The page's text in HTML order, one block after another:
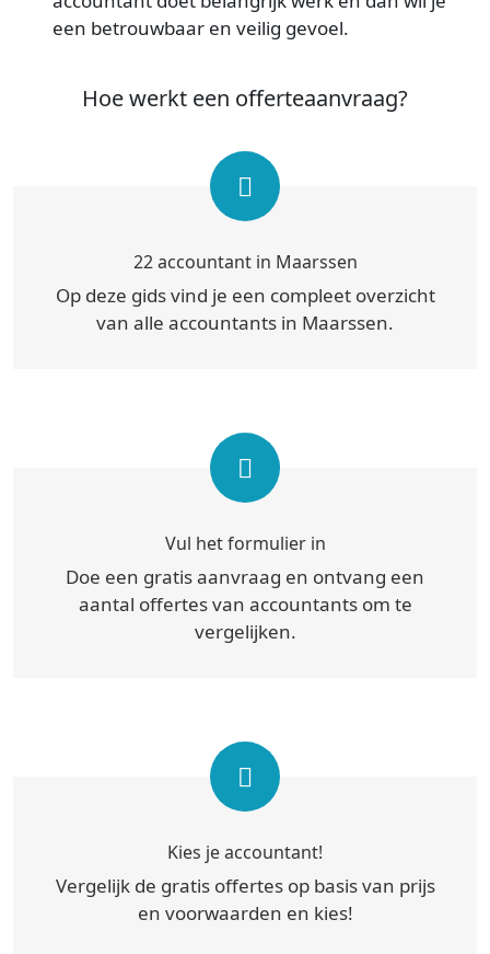
een betrouwbaar en veilig gevoel.
Hoe werkt een offerteaanvraag?
22 accountant in Maarssen
Op deze gids vind je een compleet overzicht
van alle accountants in Maarssen.
Vul het formulier in
Doe een gratis aanvraag en ontvang een
aantal offertes van accountants om te
vergelijken.
Kies je accountant!
Vergelijk de gratis offertes op basis van prijs
en voorwaarden en kies!